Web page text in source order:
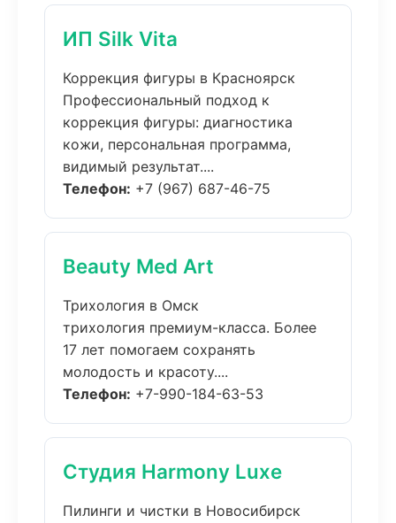
ИП Silk Vita
Коррекция фигуры в Красноярск
Профессиональный подход к
коррекция фигуры: диагностика
кожи, персональная программа,
видимый результат....
Телефон: +7 (967) 687-46-75
Beauty Med Art
Трихология в Омск
трихология премиум-класса. Более
17 лет помогаем сохранять
молодость и красоту....
Телефон: +7-990-184-63-53
Студия Harmony Luxe
Пилинги и чистки в Новосибирск